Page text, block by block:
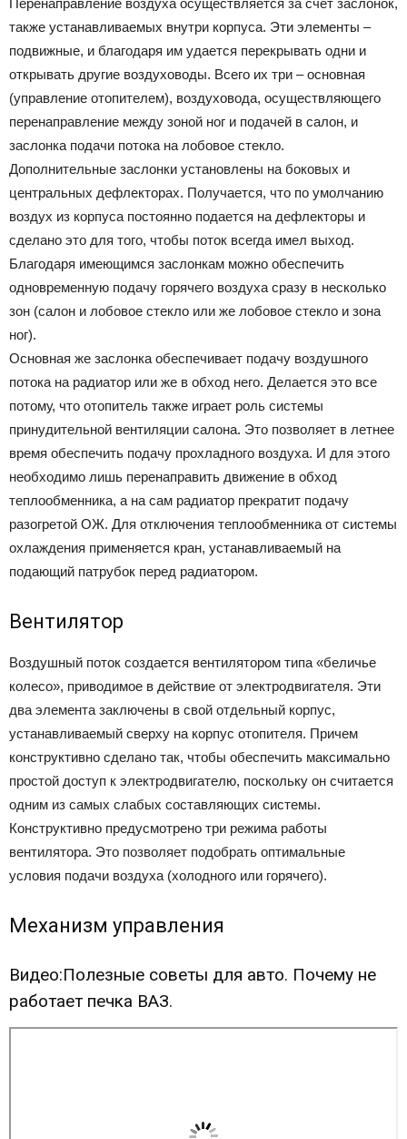
Перенаправление воздуха осуществляется за счет заслонок,
также устанавливаемых внутри корпуса. Эти элементы –
подвижные, и благодаря им удается перекрывать одни и
открывать другие воздуховоды. Всего их три – основная
(управление отопителем), воздуховода, осуществляющего
перенаправление между зоной ног и подачей в салон, и
заслонка подачи потока на лобовое стекло.
Дополнительные заслонки установлены на боковых и
центральных дефлекторах. Получается, что по умолчанию
воздух из корпуса постоянно подается на дефлекторы и
сделано это для того, чтобы поток всегда имел выход.
Благодаря имеющимся заслонкам можно обеспечить
одновременную подачу горячего воздуха сразу в несколько
зон (салон и лобовое стекло или же лобовое стекло и зона
ног).
Основная же заслонка обеспечивает подачу воздушного
потока на радиатор или же в обход него. Делается это все
потому, что отопитель также играет роль системы
принудительной вентиляции салона. Это позволяет в летнее
время обеспечить подачу прохладного воздуха. И для этого
необходимо лишь перенаправить движение в обход
теплообменника, а на сам радиатор прекратит подачу
разогретой ОЖ. Для отключения теплообменника от системы
охлаждения применяется кран, устанавливаемый на
подающий патрубок перед радиатором.
Вентилятор
Воздушный поток создается вентилятором типа «беличье
колесо», приводимое в действие от электродвигателя. Эти
два элемента заключены в свой отдельный корпус,
устанавливаемый сверху на корпус отопителя. Причем
конструктивно сделано так, чтобы обеспечить максимально
простой доступ к электродвигателю, поскольку он считается
одним из самых слабых составляющих системы.
Конструктивно предусмотрено три режима работы
вентилятора. Это позволяет подобрать оптимальные
условия подачи воздуха (холодного или горячего).
Механизм управления
Видео:Полезные советы для авто. Почему не
работает печка ВАЗ.